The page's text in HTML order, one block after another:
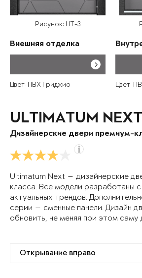
Рисунок: HT-3
Внешняя отделка
Цвет: ПВХ Гриджио Цвет:
ULTIMATUM NEXT
Дизайнерские двери премиум-
Ultimatum Next — дизайнерские
класса. Все модели разработаны
актуальных трендов.
серии — сменные панели. Дизайн
обновить, не меняя при этом саму